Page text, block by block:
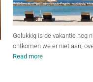
Gelukkig is de vakantie nog
ontkomen we er niet aan;
Read more